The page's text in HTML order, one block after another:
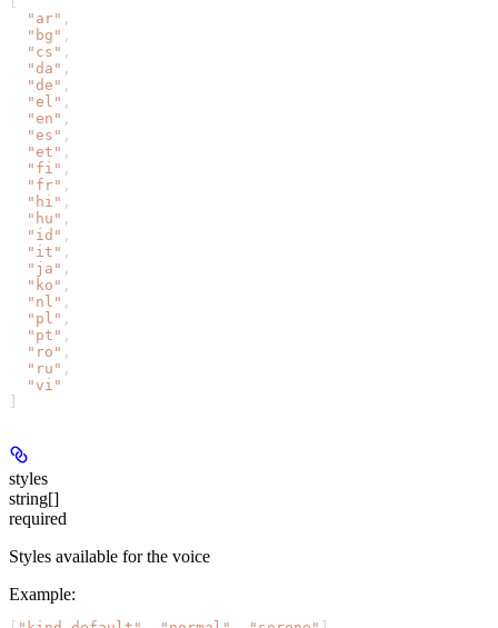
  "ar"
,
  "bg"
,
  "cs"
,
  "da"
,
  "de"
,
  "el"
,
  "en"
,
  "es"
,
  "et"
,
  "fi"
,
  "fr"
,
  "hi"
,
  "hu"
,
  "id"
,
  "it"
,
  "ja"
,
  "ko"
,
  "nl"
,
  "pl"
,
  "pt"
,
  "ro"
,
  "ru"
,
  "vi"
styles
string[]
required
Styles available for the voice
Example: